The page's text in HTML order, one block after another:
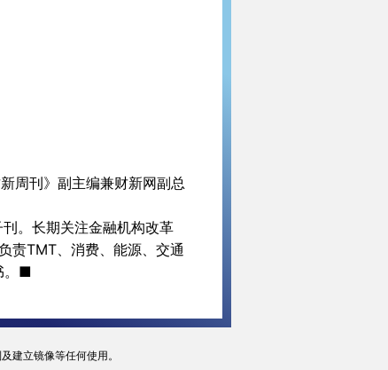
周刊》副主编兼财新网副总
。长期关注金融机构改革
责TMT、消费、能源、交通
。■
建立镜像等任何使用。